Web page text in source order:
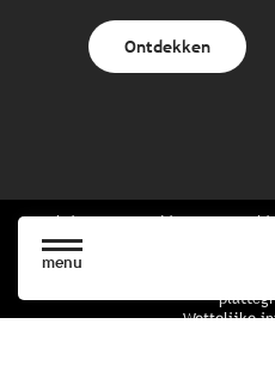
menu
Ontdekken
Website gecreëerd in
Wettelijke